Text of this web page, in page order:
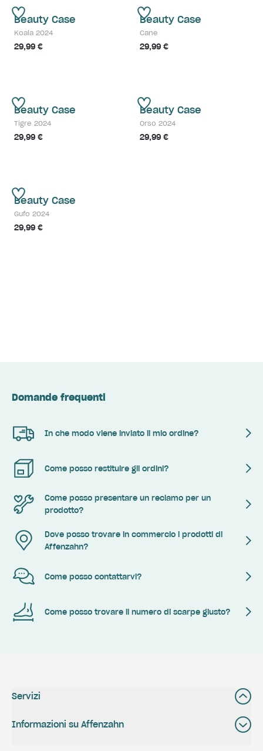
Beauty Case
Koala 2024
29,99 €
Beauty Case
Cane
29,99 €
Beauty Case
Tigre 2024
29,99 €
Beauty Case
Orso 2024
29,99 €
Beauty Case
Gufo 2024
29,99 €
Domande frequenti
In che modo viene inviato il mio ordine?
Come posso restituire gli ordini?
Come posso presentare un reclamo per un
prodotto?
Dove posso trovare in commercio i prodotti di
Affenzahn?
Come posso contattarvi?
Come posso trovare il numero di scarpe giusto?
Servizi
Informazioni su Affenzahn